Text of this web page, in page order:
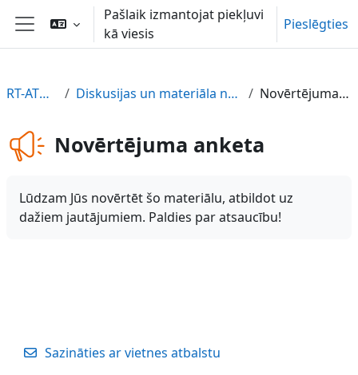
Atvērt galveno saturu
Sānu panelis
Pašlaik izmantojat piekļuvi
kā viesis
Pieslēgties
RT-ATUZ-LV Diskusijas un materiāla novērtējums Novērtējuma anketa
Novērtējuma anketa
Lūdzam Jūs novērtēt šo materiālu, atbildot uz
dažiem jautājumiem. Paldies par atsaucību!
Sazināties ar vietnes atbalstu